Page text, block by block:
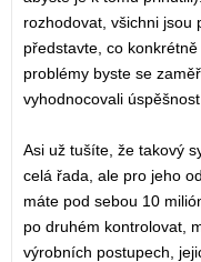
rozhodovat, všichni jsou
představte, co
problémy byste se
vyhodnocovali
Asi už tušíte, že takový
celá řada, ale pro jeho
máte pod sebou 10
po druhém kontrolovat,
výrobních postupech,